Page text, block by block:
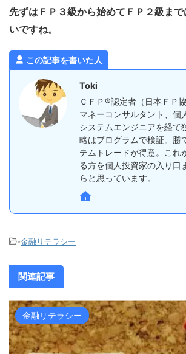
先ずはＦＰ３級から始めてＦＰ２級ま
いですね。
この記事を書いた人
Toki
ＣＦＰ®認定者（日本ＦＰ協
マネーコンサルタント、個
システムエンジニアを経て
略はプログラムで検証。勝
テムトレードが得意。これ
る方を個人投資家の入り口
らと思っています。
-金融リテラシー
関連記事
金融リテラシー